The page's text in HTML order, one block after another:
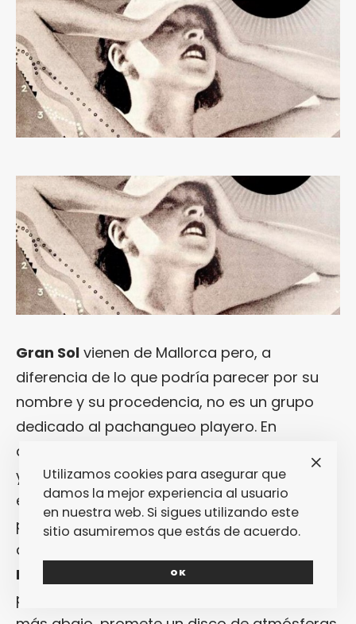
Gran Sol vienen de Mallorca pero, a
diferencia de lo que podría parecer por su
nombre y su procedencia, no es un grupo
dedicado al pachangueo playero. En
absoluto. Ellos juegan en la liga de lo oscuro
y prefieren quedarse en casa para mirarse
en los espejos de losBad Seedsy el post-
punk antes que salir a la luz y jugar con la
arena. Han fichado recientemente por
Primeros Pasitos
y su single de
presentación, este «
Utilizamos cookies para asegurar que
damos la mejor experiencia al usuario
en nuestra web. Si sigues utilizando este
sitio asumiremos que estás de acuerdo.
OK